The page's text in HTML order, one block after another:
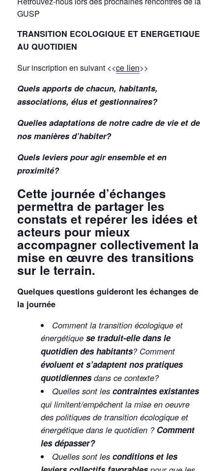
GUSP
TRANSITION ECOLOGIQUE ET ENERGETIQUE
AU QUOTIDIEN
Sur inscription en suivant <<ce lien>>
Quels apports de chacun, habitants,
associations, élus et gestionnaires?
Quelles adaptations de notre cadre de vie et de
nos manières d’habiter?
Quels leviers pour agir ensemble et en
proximité?
Cette journée d’échanges
permettra de partager les
constats et repérerles idées et
acteurs pour mieux
accompagner collectivement la
mise en œuvre des transitions
sur le terrain.
Quelques questions guideront les échanges de
la journée
Comment la transition écologique et
énergétique se traduit-elle dans le
quotidien des habitants? Comment
évoluent et s’adaptent nos pratiques
quotidiennesdans ce contexte?
Quelles sont lescontraintes existantes
qui limitent/empêchent la mise en oeuvre
des politiques de transition écologique et
énergétique dans le quotidien ? Comment
les dépasser?
Quelles sont lesconditionset les